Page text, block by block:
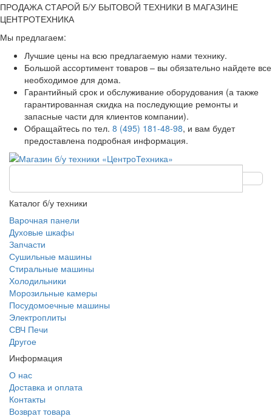
ПРОДАЖА СТАРОЙ Б/У БЫТОВОЙ ТЕХНИКИ В МАГАЗИНЕ
ЦЕНТРОТЕХНИКА
Мы предлагаем:
Лучшие цены на всю предлагаемую нами технику.
Большой ассортимент товаров – вы обязательно найдете все
необходимое для дома.
Гарантийный срок и обслуживание оборудования (а также
гарантированная скидка на последующие ремонты и
запасные части для клиентов компании).
Обращайтесь по тел. 8 (495) 181-48-98, и вам будет
предоставлена подробная информация.
Каталог б/у техники
Варочная панели
Духовые шкафы
Запчасти
Сушильные машины
Стиральные машины
Холодильники
Морозильные камеры
Посудомоечные машины
Электроплиты
СВЧ Печи
Другое
Информация
О нас
Доставка и оплата
Контакты
Возврат товара